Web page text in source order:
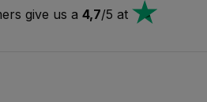
give us a 4,7/5 at